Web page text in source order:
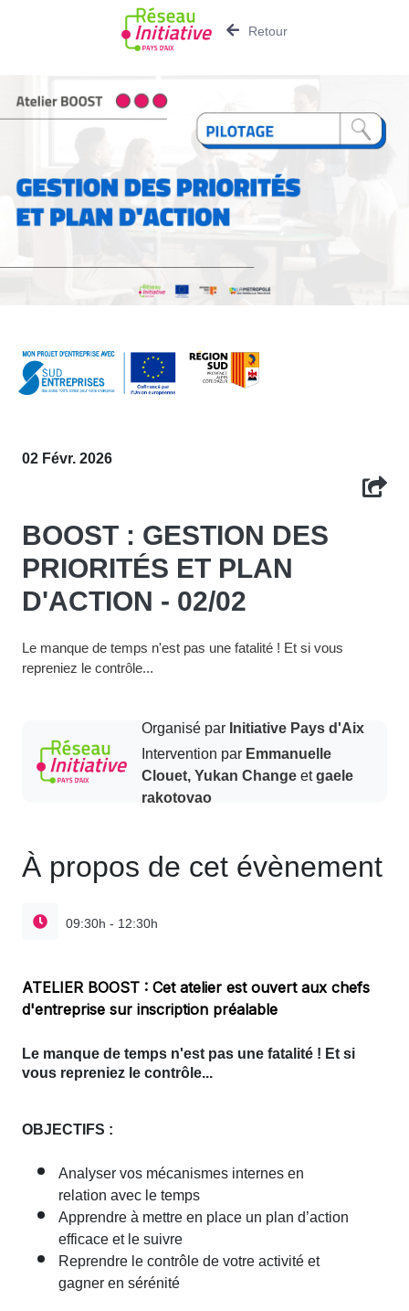
Retour
02 Févr. 2026
BOOST : GESTION DES
PRIORITÉS ET PLAN
D'ACTION - 02/02
Le manque de temps n'est pas une fatalité ! Et si vous
repreniez le contrôle...
Organisé parInitiative Pays d'Aix
Intervention parEmmanuelle
Clouet, Yukan Changeetgaele
rakotovao
À propos de cet évènement
09:30h - 12:30h
ATELIER BOOST : Cet atelier est ouvert aux chefs
d'entreprise sur inscription préalable
Le manque de temps n'est pas une fatalité !Et si
vous repreniez le contrôle...
OBJECTIFS :
Analyser vos mécanismes internes en
relation avec le temps
Apprendre à mettre en place un plan d’action
efficace et le suivre
Reprendre le contrôle de votre activité et
gagner en sérénité